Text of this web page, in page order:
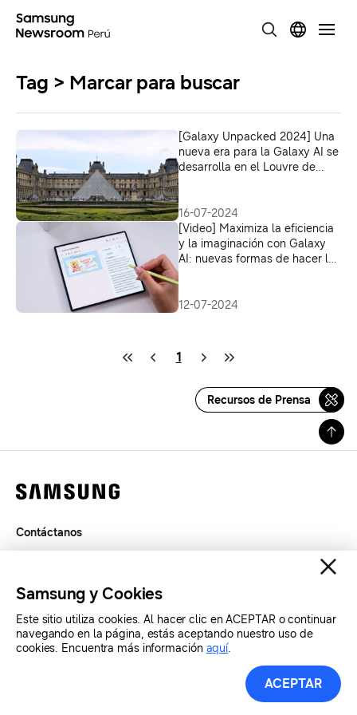
Tag > Marcar para buscar
[Galaxy Unpacked 2024] Una
nueva era para la Galaxy AI se
desarrolla en el Louvre de
16-07-2024
[Video] Maximiza la eficiencia
y la imaginación con Galaxy
AI: nuevas formas de hacer las
12-07-2024
1
Recursos de Prensa
Contáctanos
SAMSUNG.COM
Copyright© SAMSUNG Todos los derechos reservados.
Samsung y Cookies
Este sitio utiliza cookies. Al hacer clic en ACEPTAR o continuar
navegando en la página, estás aceptando nuestro uso de
cookies. Encuentra más información aquí.
ACEPTAR